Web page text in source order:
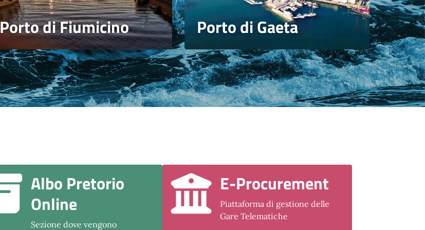
Porto di Fiumicino Porto di Gaeta
Albo Pretorio
Online
Sezione dove vengono
E-Procurement
Piattaforma di gestione delle
Gare Telematiche